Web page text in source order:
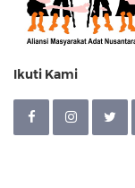
Ikuti Kami